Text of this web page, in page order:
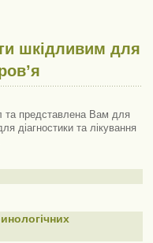
шкідливим для
та представлена ​​Вам для
діагностики та лікування